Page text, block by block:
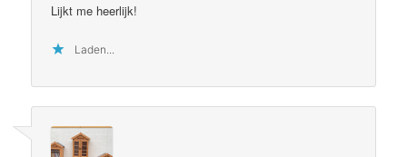
Lijkt me heerlijk!
Laden...